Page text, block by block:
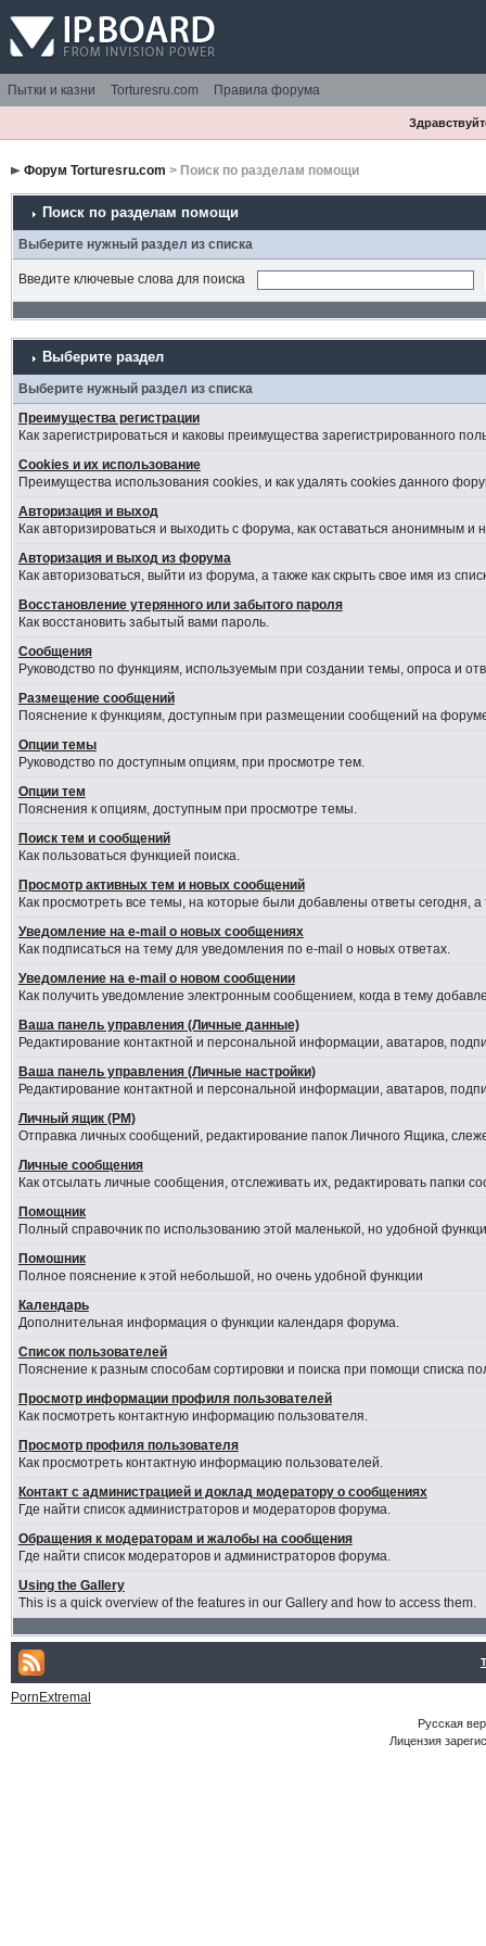
Пытки и казни Torturesru.com Правила форума
Форум Torturesru.com > Поиск по разделам помощи
Поиск по разделам помощи
Выберите нужный раздел из списка
Введите ключевые слова для поиска
Выберите раздел
Выберите нужный раздел из списка
Преимущества регистрации
Как зарегистрироваться и каковы преимущества зарегистрированного
Cookies и их использование
Преимущества использования cookies, и как удалять cookies данного
Авторизация и выход
Как авторизироваться и выходить с форума, как оставаться анонимным
Авторизация и выход из форума
Как авторизоваться, выйти из форума, а также как скрыть свое имя из
Восстановление утерянного или забытого пароля
Как восстановить забытый вами пароль.
Сообщения
Руководство по функциям, используемым при создании темы, опроса и
Размещение сообщений
Пояснение к функциям, доступным при размещении сообщений на
Опции темы
Руководство по доступным опциям, при просмотре тем.
Опции тем
Пояснения к опциям, доступным при просмотре темы.
Поиск тем и сообщений
Как пользоваться функцией поиска.
Просмотр активных тем и новых сообщений
Как просмотреть все темы, на которые были добавлены ответы сегодня,
Уведомление на e-mail о новых сообщениях
Как подписаться на тему для уведомления по e-mail о новых ответах.
Уведомление на е-mail о новом сообщении
Как получить уведомление электронным сообщением, когда в тему
Ваша панель управления (Личные данные)
Редактирование контактной и персональной информации, аватаров,
Ваша панель управления (Личные настройки)
Редактирование контактной и персональной информации, аватаров,
Личный ящик (PM)
Отправка личных сообщений, редактирование папок Личного Ящика,
Личные сообщения
Как отсылать личные сообщения, отслеживать их, редактировать папки
Помощник
Полный справочник по использованию этой маленькой, но удобной
Помошник
Полное пояснение к этой небольшой, но очень удобной функции
Календарь
Дополнительная информация о функции календаря форума.
Список пользователей
Пояснение к разным способам сортировки и поиска при помощи списка
Просмотр информации профиля пользователей
Как посмотреть контактную информацию пользователя.
Просмотр профиля пользователя
Как просмотреть контактную информацию пользователей.
Контакт с администрацией и доклад модератору о сообщениях
Где найти список администраторов и модераторов форума.
Обращения к модераторам и жалобы на сообщения
Где найти список модераторов и администраторов форума.
Using the Gallery
This is a quick overview of the features in our Gallery and how to access them.
PornExtremal
Русская
Лицензия